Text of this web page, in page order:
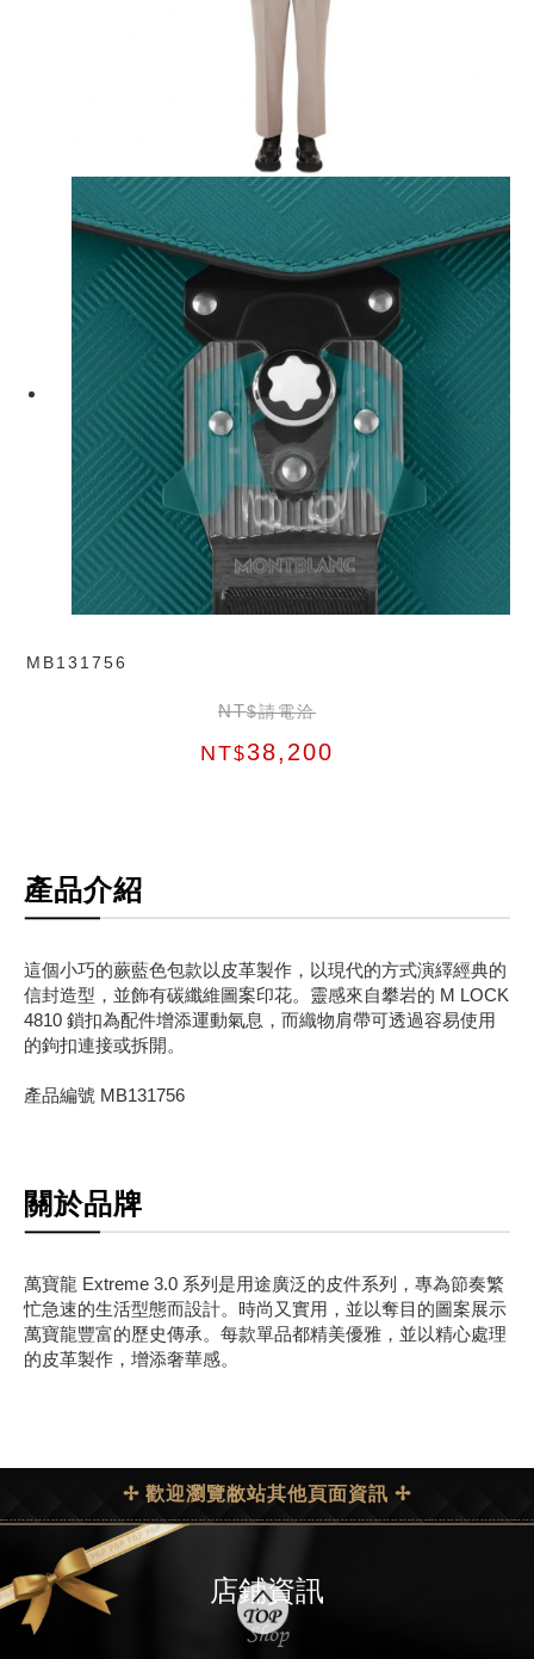
MB131756
NT$請電洽
NT$38,200
產品介紹
這個小巧的蕨藍色包款以皮革製作，以現代的方式演繹經典的
信封造型，並飾有碳纖維圖案印花。靈感來自攀岩的 M LOCK
4810 鎖扣為配件增添運動氣息，而織物肩帶可透過容易使用
的鉤扣連接或拆開。
產品編號 MB131756
關於品牌
萬寶龍 Extreme 3.0 系列是用途廣泛的皮件系列，專為節奏繁
忙急速的生活型態而設計。時尚又實用，並以奪目的圖案展示
萬寶龍豐富的歷史傳承。每款單品都精美優雅，並以精心處理
的皮革製作，增添奢華感。
✢ 歡迎瀏覽敝站其他頁面資訊 ✢
店鋪資訊
Shop